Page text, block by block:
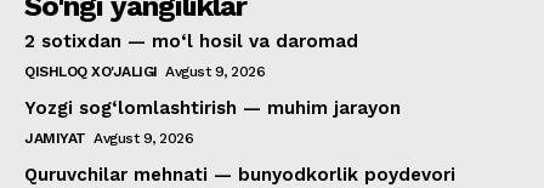
2 sotixdan — mo‘l hosil va daromad
QISHLOQ XO'JALIGI Avgust 9, 2026
Yozgi sog‘lomlashtirish — muhim jarayon
JAMIYAT Avgust 9, 2026
Quruvchilar mehnati — bunyodkorlik poydevori